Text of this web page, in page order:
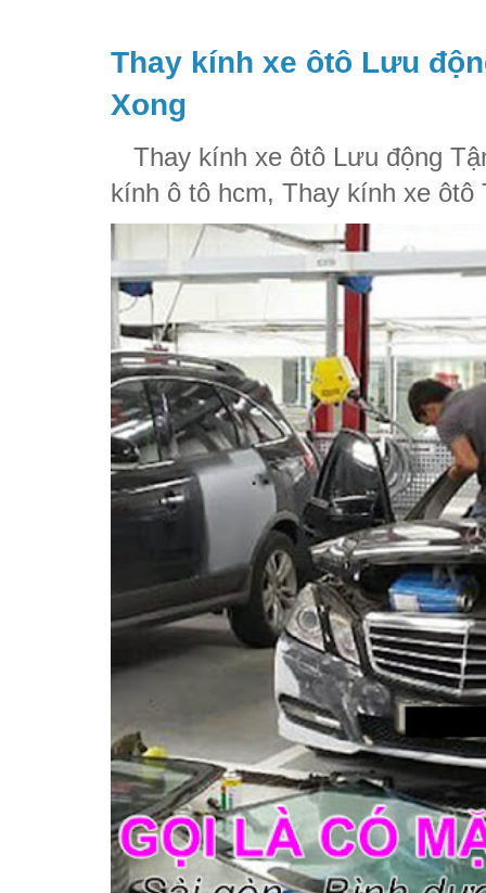
Thay kính xe ôtô Lưu
Xong
Thay kính xe ôtô Lưu động
kính ô tô hcm, Thay kính xe